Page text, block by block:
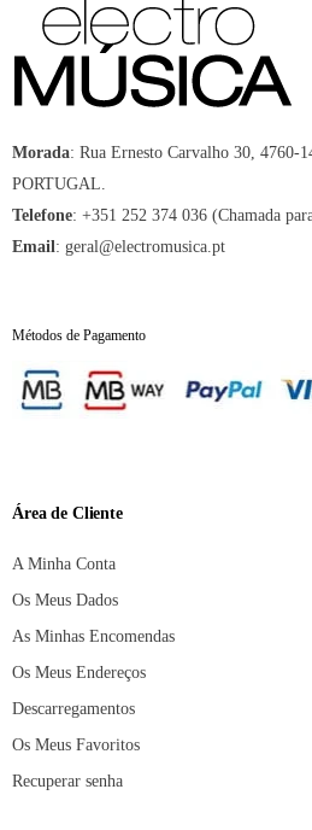
Morada: Rua Ernesto Carvalho 30, 4760-
PORTUGAL.
Telefone: +351 252 374 036 (Chamada
Email: geral@electromusica.pt
Métodos de Pagamento
Área de Cliente
A Minha Conta
Os Meus Dados
As Minhas Encomendas
Os Meus Endereços
Descarregamentos
Os Meus Favoritos
Recuperar senha